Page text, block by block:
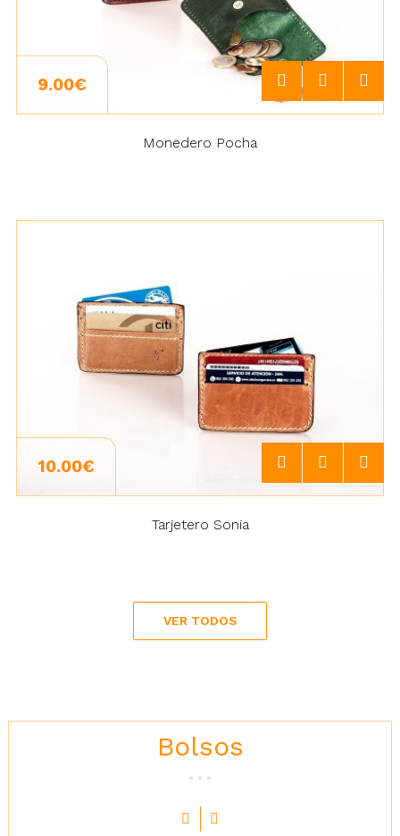
9.00€
Monedero Pocha
10.00€
Tarjetero Sonia
VER TODOS
Bolsos